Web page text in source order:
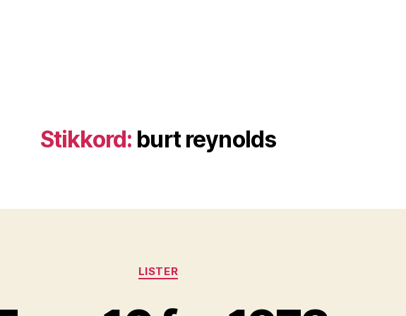
Stikkord: burt reynolds
Kategorier
LISTER